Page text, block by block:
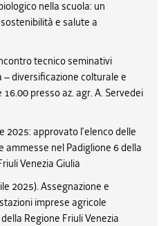
nella scuola: un
e salute a
tecnico seminativi
– diversificazione colturale e
presso az. agr. A. Servedei
2025: approvato l’elenco delle
ammesse nel Padiglione 6 della
Venezia Giulia
2025). Assegnazione e
imprese agricole
Regione Friuli Venezia